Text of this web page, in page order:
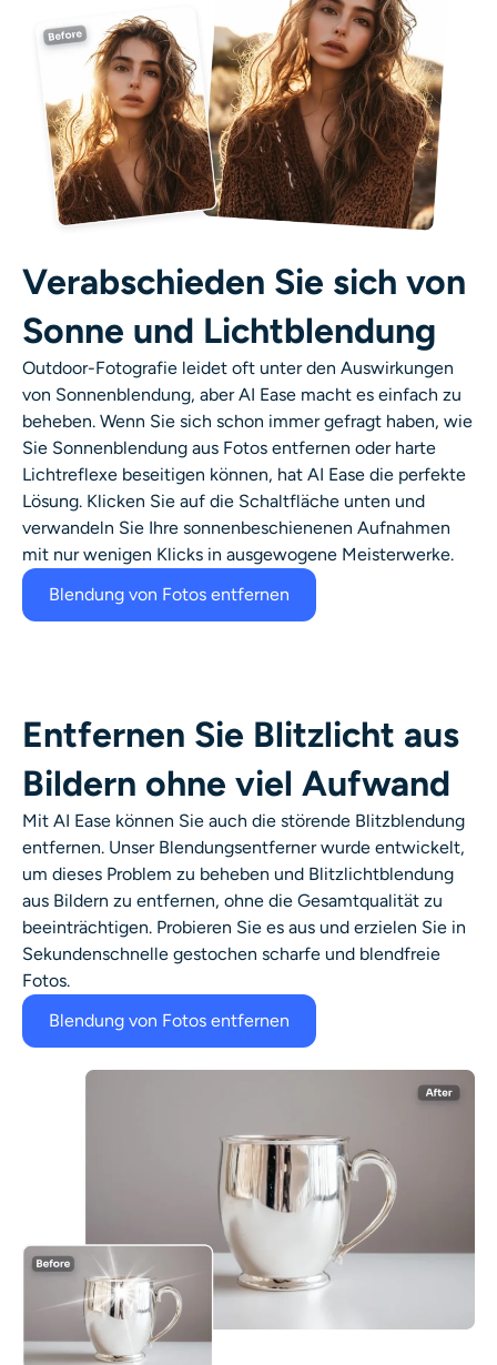
Verabschieden Sie sich von
Sonne und Lichtblendung
Outdoor-Fotografie leidet oft unter den Auswirkungen
von Sonnenblendung, aber AI Ease macht es einfach zu
beheben. Wenn Sie sich schon immer gefragt haben, wie
Sie Sonnenblendung aus Fotos entfernen oder harte
Lichtreflexe beseitigen können, hat AI Ease die perfekte
Lösung. Klicken Sie auf die Schaltfläche unten und
verwandeln Sie Ihre sonnenbeschienenen Aufnahmen
mit nur wenigen Klicks in ausgewogene Meisterwerke.
Blendung von Fotos entfernen
Entfernen Sie Blitzlicht aus
Bildern ohne viel Aufwand
Mit AI Ease können Sie auch die störende Blitzblendung
entfernen. Unser Blendungsentferner wurde entwickelt,
um dieses Problem zu beheben und Blitzlichtblendung
aus Bildern zu entfernen, ohne die Gesamtqualität zu
beeinträchtigen. Probieren Sie es aus und erzielen Sie in
Sekundenschnelle gestochen scharfe und blendfreie
Fotos.
Blendung von Fotos entfernen